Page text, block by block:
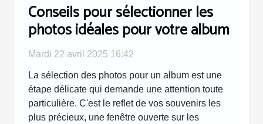
Conseils pour sélectionner les
photos idéales pour votre album
Mardi 22 avril 2025 16:42
La sélection des photos pour un album est une
étape délicate qui demande une attention toute
particulière. C'est le reflet de vos souvenirs les
plus précieux, une fenêtre ouverte sur les